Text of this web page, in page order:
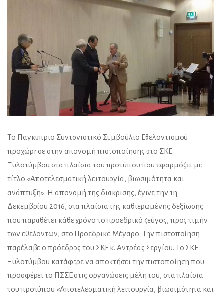
Το Παγκύπριο Συντονιστικό Συμβούλιο Εθελοντισμού
προχώρησε στην απονομή πιστοποίησης στο ΣΚΕ
Ξυλοτύμβου στα πλαίσια του προτύπου που εφαρμόζει με
τίτλο «Αποτελεσματική λειτουργία, βιωσιμότητα και
ανάπτυξη». Η απονομή της διάκρισης, έγινε την 1η
Δεκεμβρίου 2016, στα πλαίσια της καθιερωμένης δεξίωσης
που παραθέτει κάθε χρόνο το προεδρικό ζεύγος, προς τιμήν
των εθελοντών, στο Προεδρικό Μέγαρο. Την πιστοποίηση
παρέλαβε ο πρόεδρος του ΣΚΕ κ. Αντρέας Σεργίου. Το ΣΚΕ
Ξυλοτύμβου κατάφερε να αποκτήσει την πιστοποίηση που
προσφέρει το ΠΣΣΕ στις οργανώσεις μέλη του, στα πλαίσια
του προτύπου «Αποτελεσματική λειτουργία, βιωσιμότητα και